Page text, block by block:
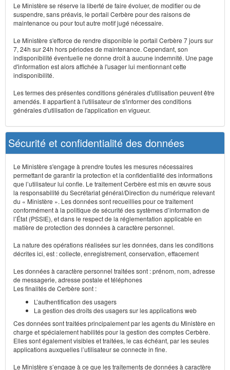
Le Ministère se réserve la liberté de faire évoluer, de modifier ou de
suspendre, sans préavis, le portail Cerbère pour des raisons de
maintenance ou pour tout autre motif jugé nécessaire.
Le Ministère s'efforce de rendre disponible le portail Cerbère 7 jours sur
7, 24h sur 24h hors périodes de maintenance. Cependant, son
indisponibilité éventuelle ne donne droit à aucune indemnité. Une page
d'information est alors affichée à l'usager lui mentionnant cette
indisponibilité.
Les termes des présentes conditions générales d'utilisation peuvent être
amendés. Il appartient à l'utilisateur de s'informer des conditions
générales d'utilisation de l'application en vigueur.
Sécurité et confidentialité des données
Le Ministère s'engage à prendre toutes les mesures nécessaires
permettant de garantir la protection et la confidentialité des informations
que l’utilisateur lui confie. Le traitement Cerbère est mis en œuvre sous
la responsabilité du Secrétariat général/Direction du numérique relevant
du « Ministère ». Les données sont recueillies pour ce traitement
conformément à la politique de sécurité des systèmes d’information de
l’État (PSSIE), et dans le respect de la réglementation applicable en
matière de protection des données à caractère personnel.
La nature des opérations réalisées sur les données, dans les conditions
décrites ici, est : collecte, enregistrement, conservation, effacement
Les données à caractère personnel traitées sont : prénom, nom, adresse
de messagerie, adresse postale et téléphones
Les finalités de Cerbère sont :
L’authentification des usagers
La gestion des droits des usagers sur les applications web
Ces données sont traitées principalement par les agents du Ministère en
charge et spécialement habilités pour la gestion des comptes Cerbère.
Elles sont également visibles et traitées, le cas échéant, par les seules
applications auxquelles l’utilisateur se connecte in fine.
Le Ministère s’engage à ce que les traitements de données à caractère